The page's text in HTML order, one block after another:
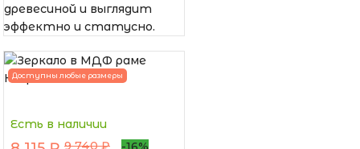
древесиной и выглядит
эффектно и статусно.
Доступны любые размеры
Есть в наличии
9 740 ₽